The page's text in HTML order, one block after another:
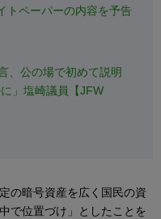
トペーパーの内容を予告
、公の場で初めて説明
」塩崎議員【JFW
の暗号資産を広く国民の資
で位置づけ」としたことを